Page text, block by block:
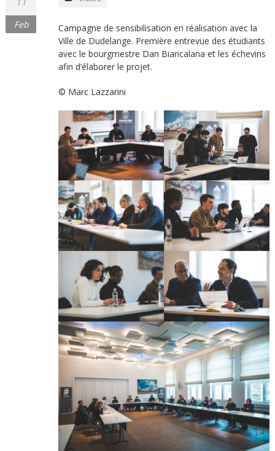
Feb
Campagne de sensibilisation en réalisation avec la
Ville de Dudelange. Première entrevue des étudiants
avec le bourgmestre Dan Biancalana et les échevins
afin d’élaborer le projet.
© Marc Lazzarini